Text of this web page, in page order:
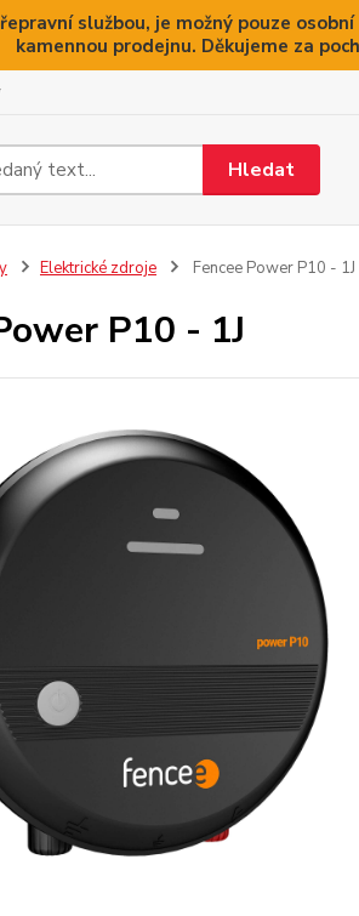
službou, je možný pouze
kamennou prodejnu. Děkujeme za
Hledat
Elektrické zdroje Fencee Power P10 - 1J
P10 - 1J